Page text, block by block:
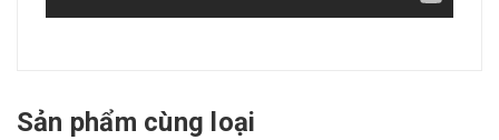
Sản phẩm cùng loại